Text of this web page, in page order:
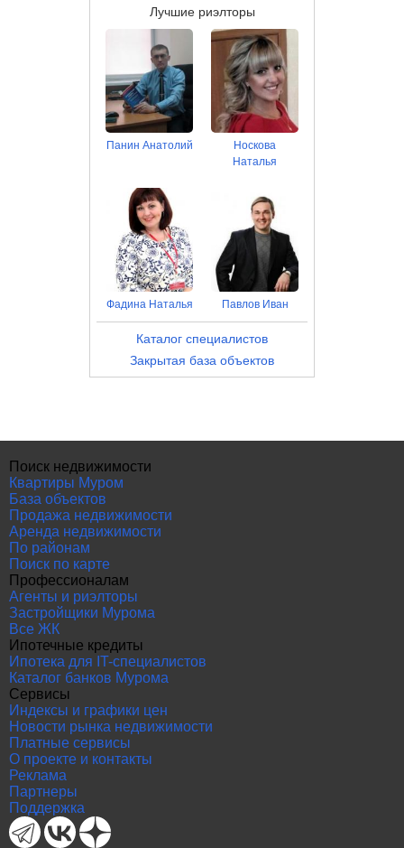
Лучшие риэлторы
Панин Анатолий
Носкова
Наталья
Фадина Наталья Павлов Иван
Каталог специалистов
Закрытая база объектов
Поиск недвижимости
Квартиры Муром
База объектов
Продажа недвижимости
Аренда недвижимости
По районам
Поиск по карте
Профессионалам
Агенты и риэлторы
Застройщики Мурома
Все ЖК
Ипотечные кредиты
Ипотека для IT-специалистов
Каталог банков Мурома
Сервисы
Индексы и графики цен
Новости рынка недвижимости
Платные сервисы
О проекте и контакты
Реклама
Партнеры
Поддержка